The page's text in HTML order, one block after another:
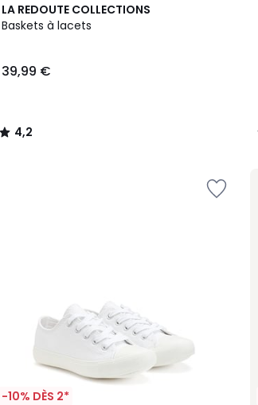
LA REDOUTE COLLECTIONS
Baskets à lacets
39,99 €
4,2
/ 5
4,2
/
-10% DÈS 2*